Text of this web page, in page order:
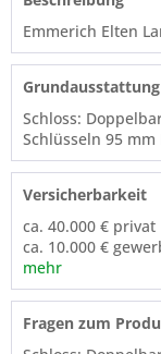
Emmerich Elten
Grundausstattung
Schloss:
Schlüsseln 95
Versicherbarkeit
ca. 40.000 € privat
ca. 10.000 €
mehr
Fragen zum